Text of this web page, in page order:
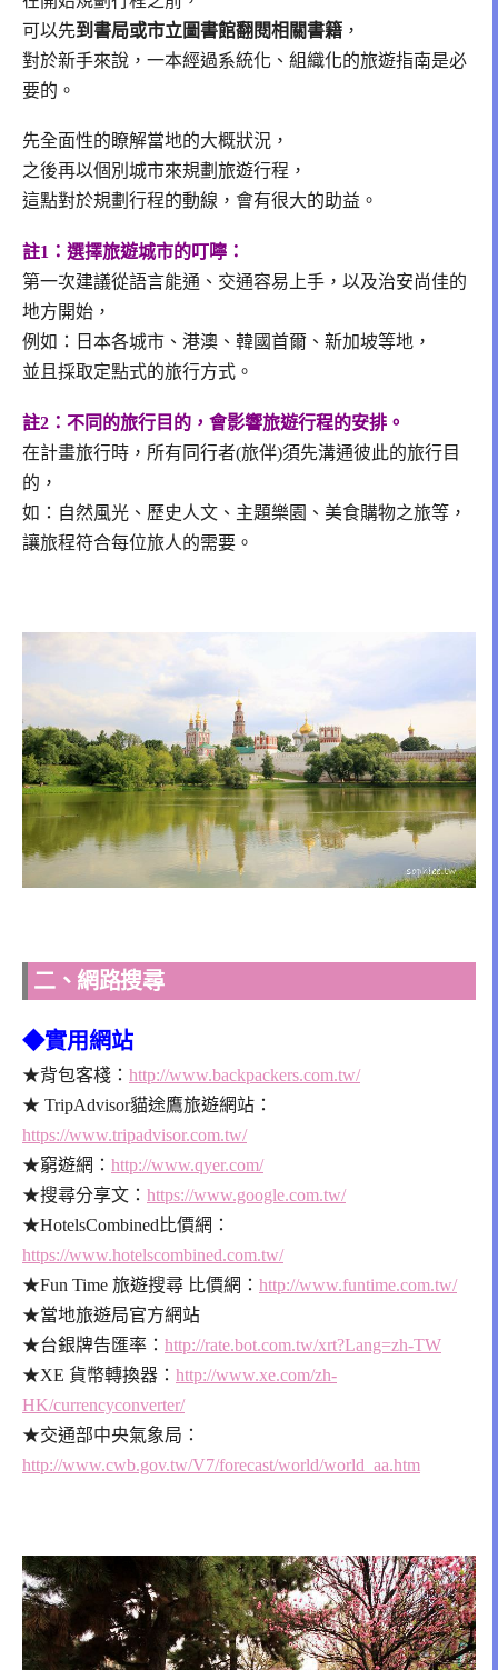
可以先到書局或市立圖書館翻閱相關書籍 ，
對於新手來說，一本經過系統化、組織化的旅遊指南是必
要的。
先全面性的瞭解當地的大概狀況，
之後再以個別城市來規劃旅遊行程，
這點對於規劃行程的動線，會有很大的助益。
註1：選擇旅遊城市的叮嚀：
第一次建議從語言能通、交通容易上手，以及治安尚佳的
地方開始，
例如：日本各城市、港澳、韓國首爾、新加坡等地，
並且採取定點式的旅行方式。
註2：不同的旅行目的，會影響旅遊行程的安排。
在計畫旅行時，所有同行者(旅伴)須先溝通彼此的旅行目
的，
如：自然風光、歷史人文、主題樂園、美食購物之旅等，
讓旅程符合每位旅人的需要。
二、網路搜尋
◆實用網站
★背包客棧： http://www.backpackers.com.tw/
★ TripAdvisor貓途鷹旅遊網站：
https://www.tripadvisor.com.tw/
★窮遊網： http://www.qyer.com/
★搜尋分享文： https://www.google.com.tw/
★HotelsCombined比價網：
https://www.hotelscombined.com.tw/
★Fun Time 旅遊搜尋 比價網： http://www.funtime.com.tw/
★當地旅遊局官方網站
★台銀牌告匯率： http://rate.bot.com.tw/xrt?Lang=zh-TW
★XE 貨幣轉換器： http://www.xe.com/zh-
HK/currencyconverter/
★交通部中央氣象局：
http://www.cwb.gov.tw/V7/forecast/world/world_aa.htm